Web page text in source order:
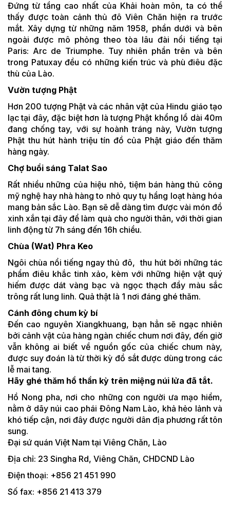
Đứng từ tầng cao nhất của Khải hoàn môn, ta có thể
thấy được toàn cảnh thủ đô Viên Chăn hiện ra trước
mắt. Xây dựng từ những năm 1958, phần dưới và bên
ngoài được mô phỏng theo tòa lâu đài nổi tiếng tại
Paris: Arc de Triumphe. Tuy nhiên phần trên và bên
trong Patuxay đều có những kiến trúc và phù điêu đặc
thù của Lào.
Vườn tượng Phật
Hơn 200 tượng Phật và các nhân vật của Hindu giáo tạo
lạc tại đây, đặc biệt hơn là tượng Phật khổng lồ dài 40m
đang chống tay, với sự hoành tráng này, Vườn tượng
Phật thu hút hành triệu tín đồ của Phật giáo đến thăm
hàng ngày.
Chợ buổi sáng Talat Sao
Rất nhiều những của hiệu nhỏ, tiệm bán hàng thủ công
mỹ nghệ hay nhà hàng to nhỏ quy tụ hầng loạt hàng hóa
mang bản sắc Lào. Bạn sẽ dễ dàng tìm được vài món đồ
xinh xắn tại đây để làm quà cho người thân, với thời gian
linh động từ 7h sáng đến 16h chiều.
Chùa (Wat) Phra Keo
Ngôi chùa nổi tiếng ngay thủ đô, thu hút bởi những tác
phẩm điêu khắc tinh xảo, kèm với những hiện vật quý
hiếm được dát vàng bạc và ngọc thạch đầy màu sắc
trông rất lung linh. Quả thật là 1 nơi đáng ghé thăm.
Cánh đông chum kỳ bí
Đến cao nguyên Xiangkhuang, bạn hẳn sẽ ngạc nhiên
bởi cảnh vật của hàng ngàn chiếc chum nơi đây, đến giờ
vẫn không ai biết về nguồn gốc của chiếc chum này,
được suy đoán là từ thời kỳ đồ sắt được dùng trong các
lễ mai tang.
Hãy ghé thăm hồ thần kỳ trên miệng núi lửa đã tắt.
Hồ Nong pha, nơi cho những con người ưa mạo hiểm,
nằm ở dãy núi cao phái Đông Nam Lào, khả hẻo lảnh và
khó tiếp cận, nơi đây được người dân địa phương rất tôn
sung.
Đại sứ quán Việt Nam tại Viêng Chăn, Lào
Địa chỉ: 23 Singha Rd, Viêng Chăn, CHDCND Lào
Điện thoại: +856 21 451 990
Số fax: +856 21 413 379